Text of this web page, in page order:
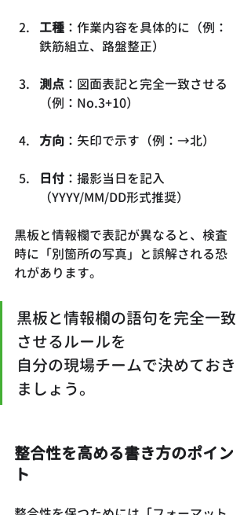
工種 ：作業内容を具体的に（例：
鉄筋組立、路盤整正）
測点 ：図面表記と完全一致させる
（例：No.3+10）
方向 ：矢印で示す（例：→北）
日付 ：撮影当日を記入
（YYYY/MM/DD形式推奨）
黒板と情報欄で表記が異なると、検査
時に「別箇所の写真」と誤解される恐
れがあります。
黒板と情報欄の語句を完全一致
させるルールを
自分の現場チームで決めておき
ましょう。
整合性を高める書き方のポイン
ト